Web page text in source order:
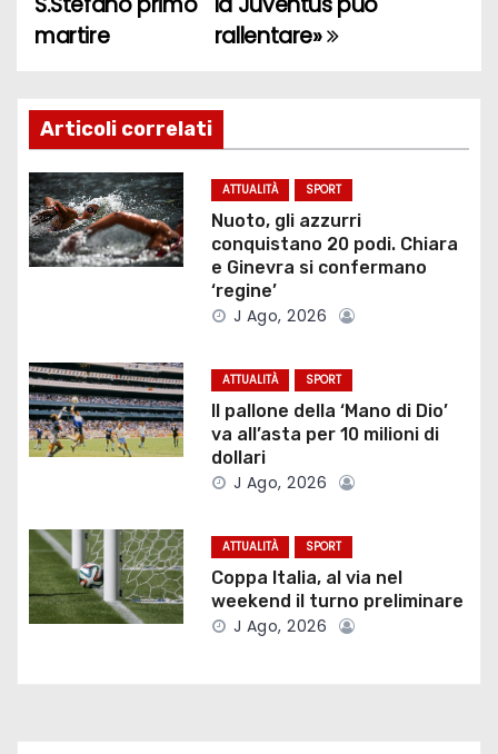
a
i
g
a
z
o
n
e
r
t
i
rallentare»
martire
Articoli correlati
ATTUALITÀ SPORT
Nuoto, gli azzurri
conquistano 20 podi. Chiara
e Ginevra si confermano
‘regine’
J Ago, 2026
ATTUALITÀ SPORT
Il pallone della ‘Mano di Dio’
va all’asta per 10 milioni di
dollari
J Ago, 2026
ATTUALITÀ SPORT
Coppa Italia, al via nel
weekend il turno preliminare
J Ago, 2026